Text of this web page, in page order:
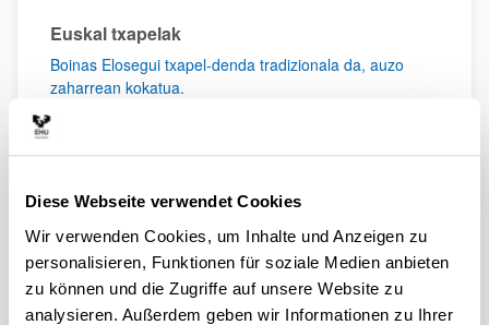
Diese Webseite verwendet Cookies
Wir verwenden Cookies, um Inhalte und Anzeigen zu
personalisieren, Funktionen für soziale Medien anbieten
zu können und die Zugriffe auf unsere Website zu
analysieren. Außerdem geben wir Informationen zu Ihrer
Euskal txapelak
Boinas Elosegui txapel-denda tradizionala da, auzo
zaharrean kokatua.